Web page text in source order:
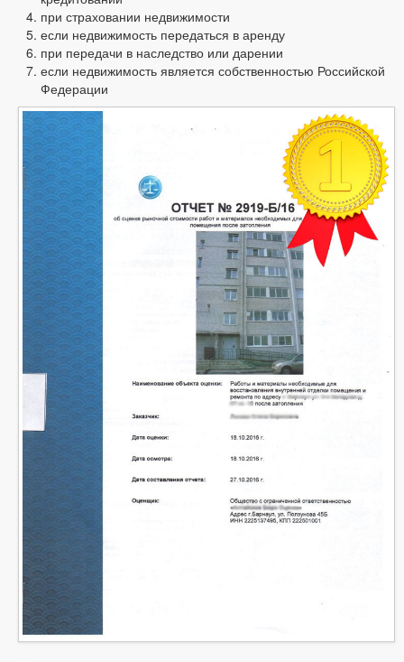
при страховании недвижимости
если недвижимость передаться в аренду
при передачи в наследство или дарении
если недвижимость является собственностью Российской
Федерации